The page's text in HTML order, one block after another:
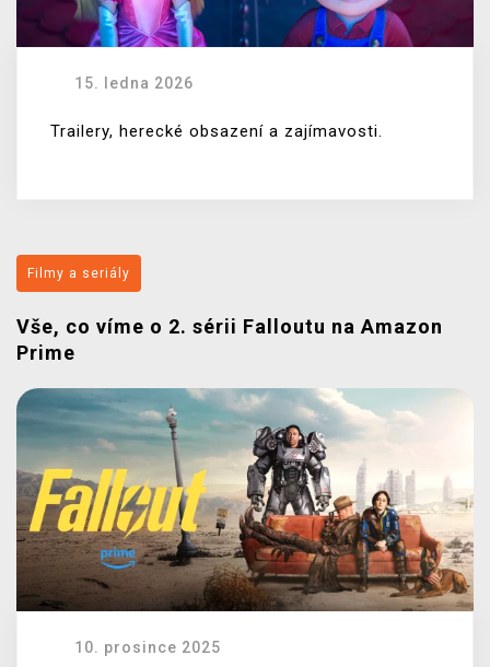
15. ledna 2026
Trailery, herecké obsazení a zajímavosti.
Filmy a seriály
Vše, co víme o 2. sérii Falloutu na Amazon
Prime
10. prosince 2025